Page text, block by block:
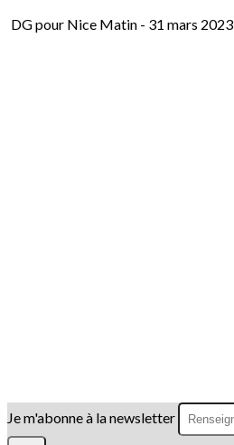
DG pour Nice Matin - 31 mars 2023
Je m'abonne à la newsletter